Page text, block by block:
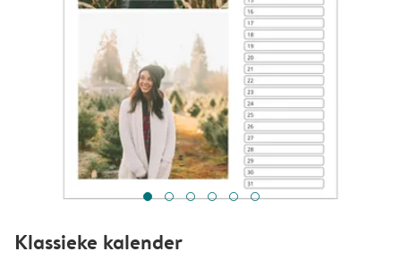
Klassieke kalender